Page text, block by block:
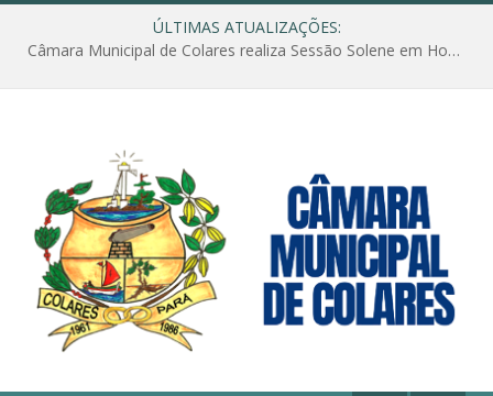
ÚLTIMAS ATUALIZAÇÕES:
Câmara Municipal de Colares realiza Sessão Solene em Homenagem ao Dia das Mães